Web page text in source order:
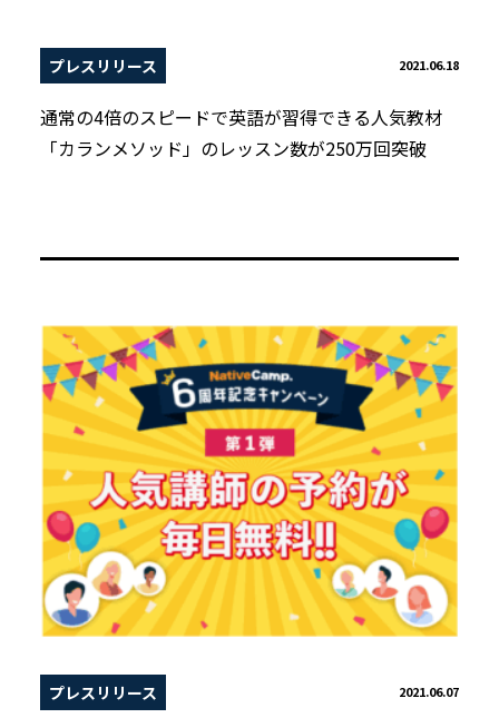
プレスリリース 2021.06.18
通常の4倍のスピードで英語が習得できる人気教材
「カランメソッド」のレッスン数が250万回突破
プレスリリース 2021.06.07